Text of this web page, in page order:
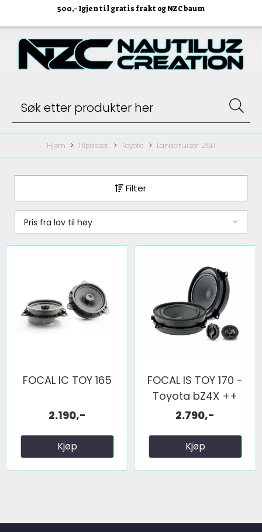
500,- Igjen til gratis frakt og NZC baum
Hjem Tilpasset Toyota Landcruiser 250
Filter
Pris fra lav til høy
FOCAL IC TOY 165
2.190,-
Kjøp
FOCAL IS TOY 170 -
Toyota bZ4X ++
2.790,-
Kjøp